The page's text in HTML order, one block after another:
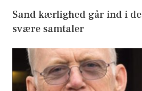
Sand kærlighed går ind i de
svære samtaler